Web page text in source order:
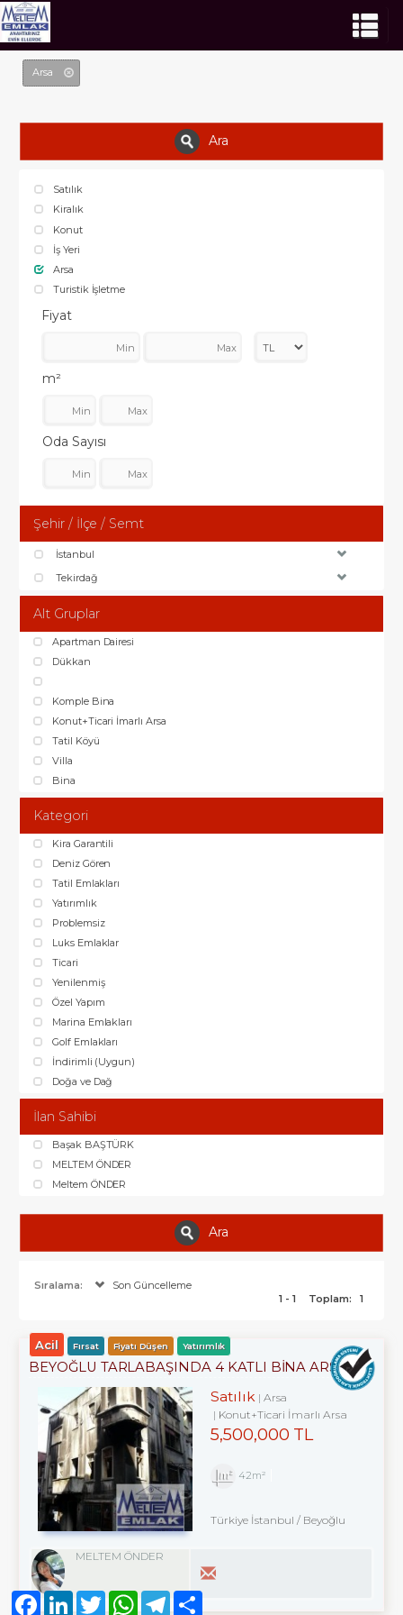
Arsa
Ara
Satılık
Kiralık
Konut
İş Yeri
Arsa
Turistik İşletme
Fiyat
m²
Oda Sayısı
Şehir / İlçe / Semt
İstanbul
Tekirdağ
Alt Gruplar
Apartman Dairesi
Dükkan
Komple Bina
Konut+Ticari İmarlı Arsa
Tatil Köyü
Villa
Bina
Kategori
Kira Garantili
Deniz Gören
Tatil Emlakları
Yatırımlık
Problemsiz
Luks Emlaklar
Ticari
Yenilenmiş
Özel Yapım
Marina Emlakları
Golf Emlakları
İndirimli (Uygun)
Doğa ve Dağ
İlan Sahibi
Başak BAŞTÜRK
MELTEM ÖNDER
Meltem ÖNDER
Ara
Sıralama:
Son Güncelleme
1 - 1
Toplam: 1
Acil Fırsat Fiyatı Düşen Yatırımlık
BEYOĞLU TARLABAŞINDA 4 KATLI BINA ARSASI
Satılık
Arsa
Konut+Ticari İmarlı Arsa
5,500,000 TL
42m²
Türkiye İstanbul / Beyoğlu
MELTEM ÖNDER
FacebookLinkedInTwitter WhatsAppTelegram